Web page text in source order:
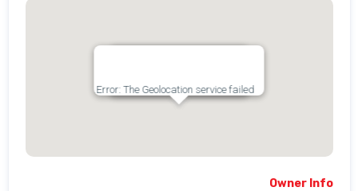
Click the map to get Lat/Lng!
Error: The Geolocation service failed.